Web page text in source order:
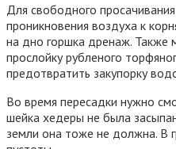
Для свободного
проникновения воздуха к
на дно горшка дренаж.
прослойку рубленого
предотвратить закупорку
Во время пересадки нужно
шейка хедеры не была
земли она тоже не должна. В